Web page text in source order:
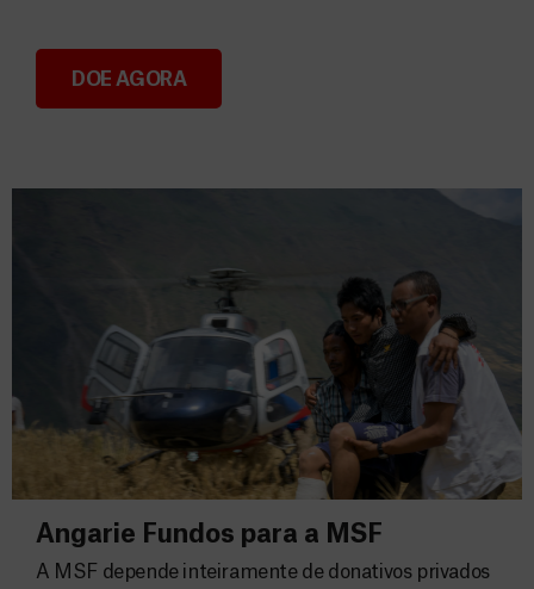
Consignação do IRS 2026
DOE AGORA
Angarie Fundos para a MSF
A MSF depende inteiramente de donativos privados